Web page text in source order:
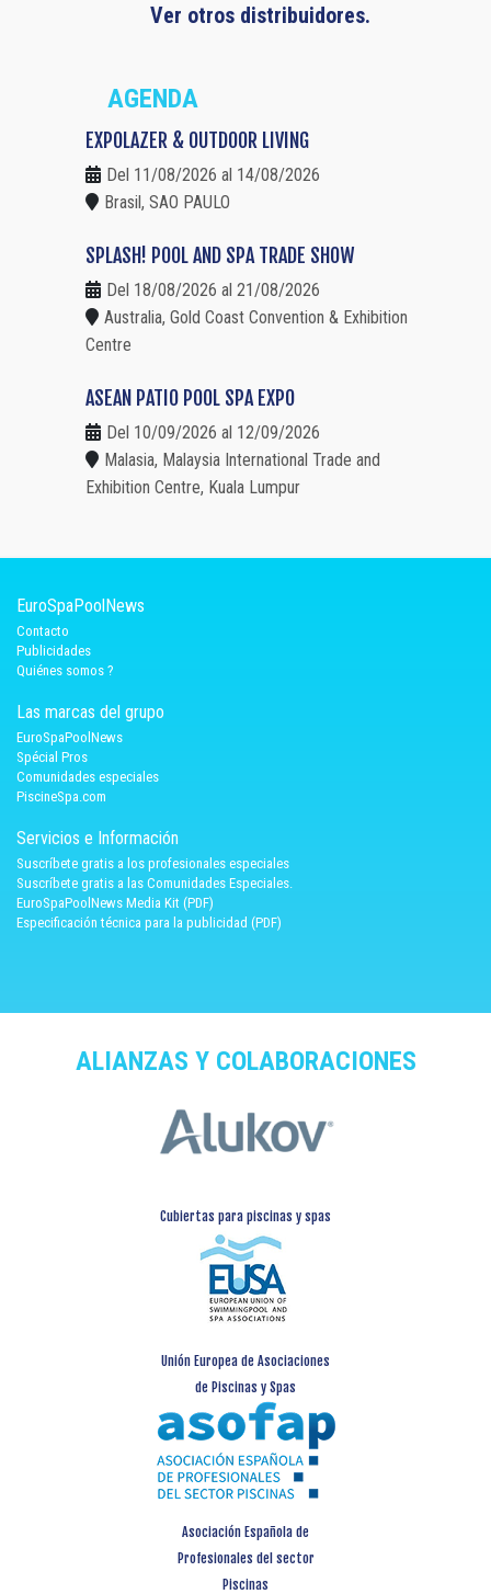
Ver otros distribuidores.
AGENDA
EXPOLAZER & OUTDOOR LIVING
Del 11/08/2026 al 14/08/2026
Brasil, SAO PAULO
SPLASH! POOL AND SPA TRADE SHOW
Del 18/08/2026 al 21/08/2026
Australia, Gold Coast Convention & Exhibition
Centre
ASEAN PATIO POOL SPA EXPO
Del 10/09/2026 al 12/09/2026
Malasia, Malaysia International Trade and
Exhibition Centre, Kuala Lumpur
EuroSpaPoolNews
Contacto
Publicidades
Quiénes somos ?
Las marcas del grupo
EuroSpaPoolNews
Spécial Pros
Comunidades especiales
PiscineSpa.com
Servicios e Información
Suscríbete gratis a los profesionales especiales
Suscríbete gratis a las Comunidades Especiales.
EuroSpaPoolNews Media Kit (PDF)
Especificación técnica para la publicidad (PDF)
ALIANZAS Y COLABORACIONES
Cubiertas para piscinas y spas
Unión Europea de Asociaciones
de Piscinas y Spas
Asociación Española de
Profesionales del sector
Piscinas